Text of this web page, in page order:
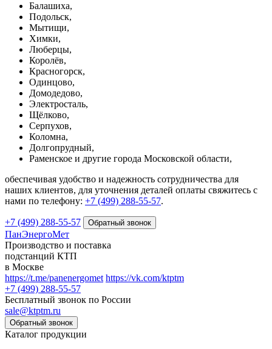
Балашиха,
Подольск,
Мытищи,
Химки,
Люберцы,
Королёв,
Красногорск,
Одинцово,
Домодедово,
Электросталь,
Щёлково,
Серпухов,
Коломна,
Долгопрудный,
Раменское и другие города Московской области,
обеспечивая удобство и надежность сотрудничества для
наших клиентов, для уточнения деталей оплаты свяжитесь с
нами по телефону: +7 (499) 288-55-57.
+7 (499) 288-55-57
ПанЭнергоМет
Производство и поставка
подстанций КТП
в Москве
https://t.me/panenergomet https://vk.com/ktptm
+7 (499) 288-55-57
Бесплатный звонок по России
sale@ktptm.ru
Каталог продукции